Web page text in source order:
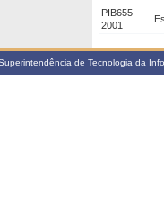
PIB655-
2001
de Tecnologia da